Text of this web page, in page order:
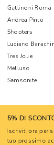
Gattinoni Roma
Andrea Pinto
Shooters
Luciano
Tres Jolie
Melluso
Samsonite
5% DI
Iscriviti ora per
tuo prossimo